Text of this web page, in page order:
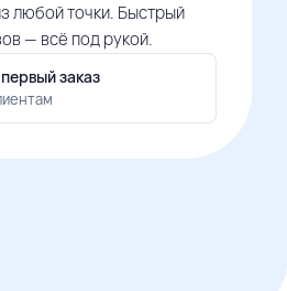
любой точки. Быстрый
— всё под рукой.
заказ